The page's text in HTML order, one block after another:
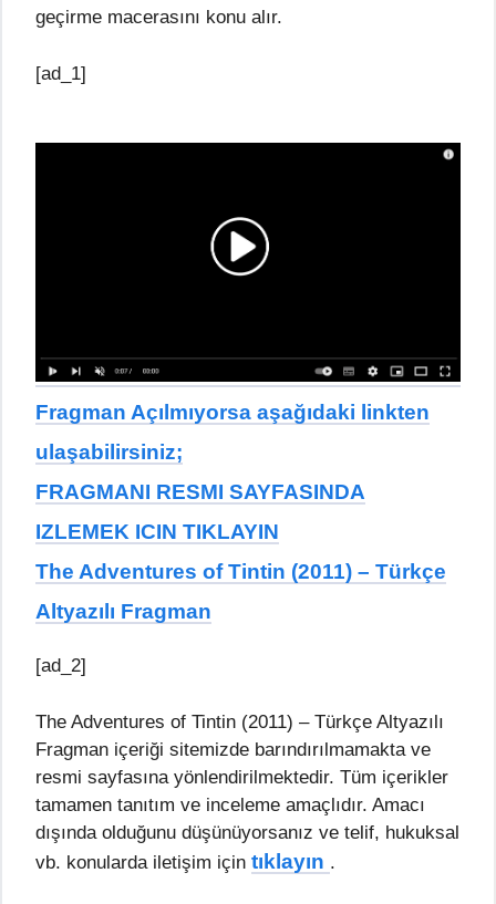
geçirme macerasını konu alır.
[ad_1]
Fragman Açılmıyorsa aşağıdaki linkten
ulaşabilirsiniz;
FRAGMANI RESMI SAYFASINDA
IZLEMEK ICIN TIKLAYIN
The Adventures of Tintin (2011) – Türkçe
Altyazılı Fragman
[ad_2]
The Adventures of Tintin (2011) – Türkçe Altyazılı
Fragman içeriği sitemizde barındırılmamakta ve
resmi sayfasına yönlendirilmektedir. Tüm içerikler
tamamen tanıtım ve inceleme amaçlıdır. Amacı
dışında olduğunu düşünüyorsanız ve telif, hukuksal
vb. konularda iletişim için tıklayın .